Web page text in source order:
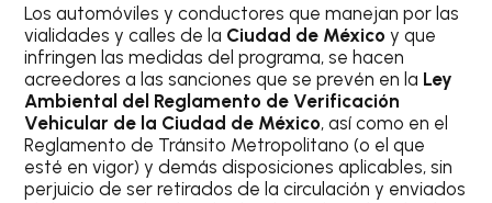
Los automóviles y conductores que manejan por las
vialidades y calles de la Ciudad de Méxicoy que
infringen las medidas del programa, se hacen
acreedores a las sanciones que se prevén en la Ley
Ambiental del Reglamento de Verificación
Vehicular de la Ciudad de México, así como en el
Reglamento de Tránsito Metropolitano (o el que
esté en vigor) y demás disposiciones aplicables, sin
perjuicio de ser retirados de la circulación y enviados